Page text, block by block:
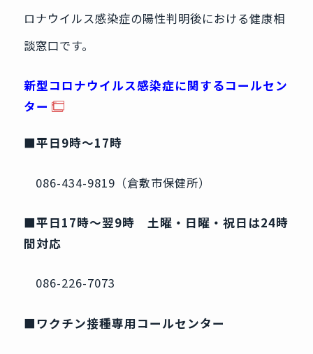
ロナウイルス感染症の陽性判明後における健康相
談窓口です。
新型コロナウイルス感染症に関するコールセン
ター
■平日9時～17時
086-434-9819（倉敷市保健所）
■平日17時～翌9時 土曜・日曜・祝日は24時
間対応
086-226-7073
■ワクチン接種専用コールセンター